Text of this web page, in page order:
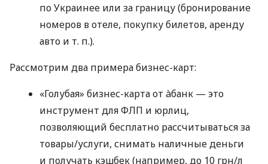
по Украинее или за границу (бронирование
номеров в отеле, покупку билетов, аренду
авто и т. п.).
Рассмотрим два примера бизнес-карт:
«Голубая» бизнес-карта от àбанк — это
инструмент для ФЛП и юрлиц,
позволяющий бесплатно рассчитываться за
товары/услуги, снимать наличные деньги
и получать кэшбек (например, до 10 грн/л